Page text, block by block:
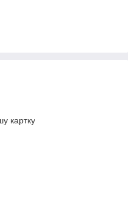
картку